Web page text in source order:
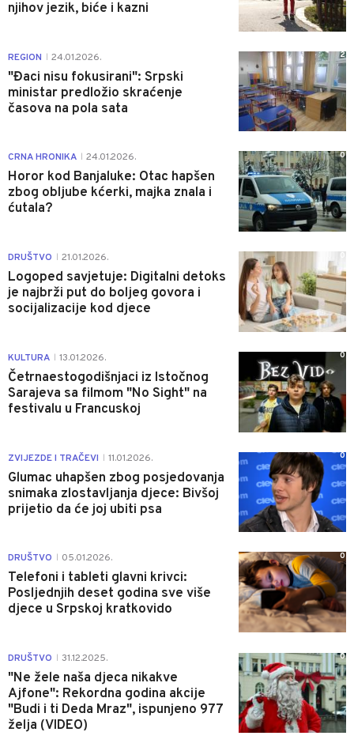
njihov jezik, biće i kazni
REGION 24.01.2026.
"Đaci nisu fokusirani": Srpski
ministar predložio skraćenje
časova na pola sata
2
CRNA HRONIKA 24.01.2026.
Horor kod Banjaluke: Otac hapšen
zbog obljube kćerki, majka znala i
ćutala?
0
DRUŠTVO 21.01.2026.
Logoped savjetuje: Digitalni detoks
je najbrži put do boljeg govora i
socijalizacije kod djece
0
KULTURA 13.01.2026.
Četrnaestogodišnjaci iz Istočnog
Sarajeva sa filmom "No Sight" na
festivalu u Francuskoj
0
ZVIJEZDE I TRAČEVI 11.01.2026.
Glumac uhapšen zbog posjedovanja
snimaka zlostavljanja djece: Bivšoj
prijetio da će joj ubiti psa
0
DRUŠTVO 05.01.2026.
Telefoni i tableti glavni krivci:
Posljednjih deset godina sve više
djece u Srpskoj kratkovido
0
DRUŠTVO 31.12.2025.
"Ne žele naša djeca nikakve
Ajfone": Rekordna godina akcije
"Budi i ti Deda Mraz", ispunjeno 977
želja (VIDEO)
0